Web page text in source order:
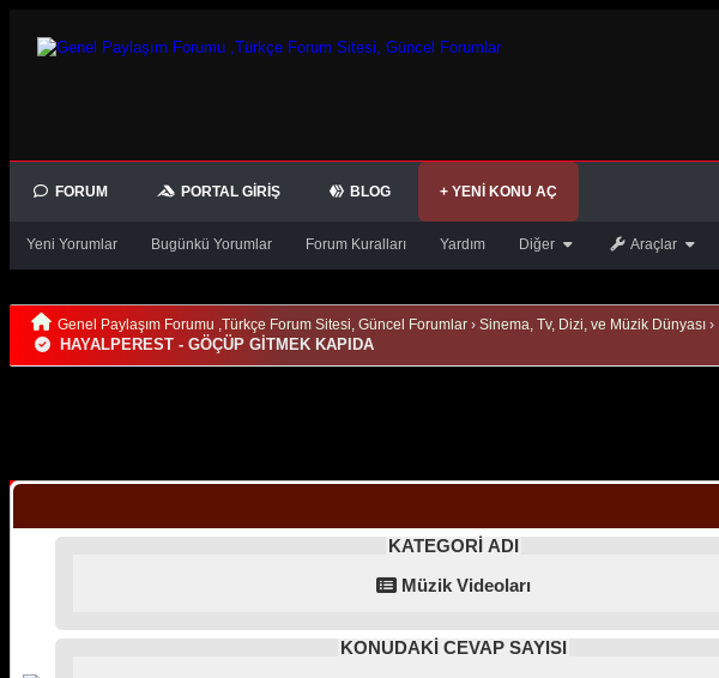
FORUM PORTAL GIRIŞ BLOG + YENI KONU AÇ
Yeni Yorumlar Bugünkü Yorumlar Forum Kuralları Yardım Diğer Araçlar
Genel Paylaşım Forumu ,Türkçe Forum Sitesi, Güncel Forumlar › Sinema, Tv, Dizi, ve Müzik Dünyası ›
HAYALPEREST - GÖÇÜP GİTMEK KAPIDA
KATEGORİ ADI
Müzik Videoları
KONUDAKİ CEVAP SAYISI